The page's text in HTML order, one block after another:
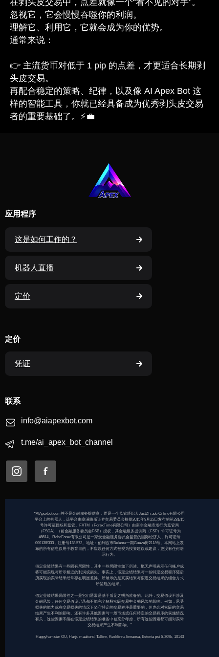
忽视它，它会慢慢吞噬你的利润。
理解它、利用它，它就会成为你的优势。
通常来说：
👉 主流货币对低于 1 pip 的点差，才更适合长期剥
头皮交易。
再配合稳定的策略、纪律，以及像 AI Apex Bot 这
样的智能工具，你就已经具备成为优秀剥头皮交易
者的重要基础了。⚡💼
应用程序
这是如何工作的？
定价
联系
“AIApexbot.com并不是金融服务提供商，而是一个监管经纪人Just2Trade Online有限公司
平台上的机器人，该平台由塞浦路斯证券交易委员会根据2015年9月25日发布的第281/15
号许可证授权和监管。FXTM（ForexTime有限公司）由南非金融市场行为监管局
（FSCA）（前金融服务委员会FSB）授权，其金融服务提供商（FSP）许可证号为
46614。RoboForex有限公司是一家受金融服务委员会监管的国际经济人，许可证号
000138/333，注册号128.572。地址：伯利兹市Belama一期Guava街2118号。本网站上发
布的所有信息仅用于教育目的，不应以任何方式被视为投资建议或建议，更没有任何暗
示行为。
假定业绩结果有一些固有局限性，其中一些局限性如下所述。概无声明表示任何账户或
将可能实现与所示相近的利润或损失。事实上，假定业绩结果与一些特定交易程序随后
所实现的实际结果经常存在明显差异。所展示的是真实结果与假定交易结果的组合方式
所呈现的结果。
假定业绩结果局限性之一是它们通常是基于后见之明所准备的。此外，交易假设不涉及
金融风险，任何交易假设记录都不能完全解释实际交易中金融风险的影响。例如，承受
损失的能力或在交易损失的情况下坚守特定的交易程序是重要的，但也会对实际的交易
结果产生不利的影响。还有许多其他因素与一般市场或任何特定的交易程序的实施情况
有关，这些因素不能在假定业绩结果的准备中被充分考虑，所有这些因素都可能对实际
交易结果产生不利影响。”
Happyhamster OU, Harju maakond, Tallinn, Kesklinna linnaosa, Estonia pst 5-309b, 10143
info@aiapexbot.com
t.me/ai_apex_bot_channel
机器人直播
定价
凭证